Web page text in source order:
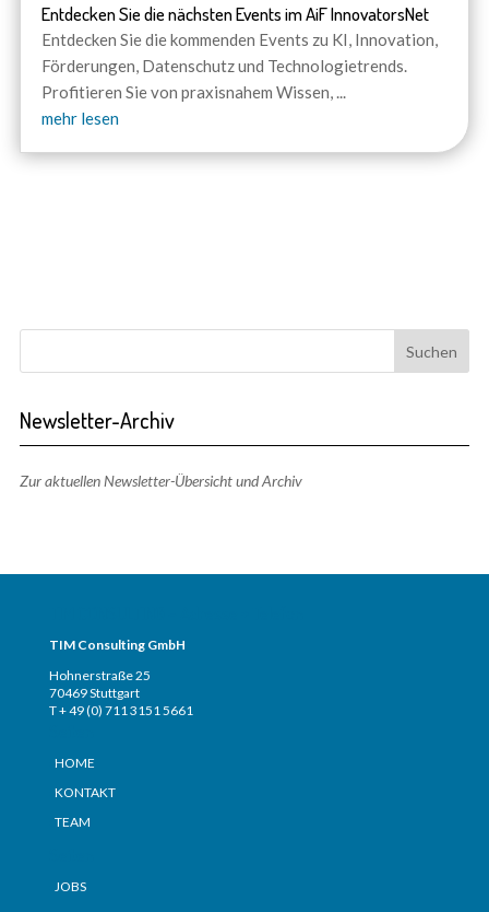
Entdecken Sie die nächsten Events im AiF InnovatorsNet
Entdecken Sie die kommenden Events zu KI, Innovation,
Förderungen, Datenschutz und Technologietrends.
Profitieren Sie von praxisnahem Wissen,...
mehr lesen
Newsletter-Archiv
Zur aktuellen Newsletter-Übersicht und Archiv
TIM Consulting GmbH
Hohnerstraße 25
70469 Stuttgart
T + 49 (0) 711 3151 5661
HOME
KONTAKT
TEAM
JOBS